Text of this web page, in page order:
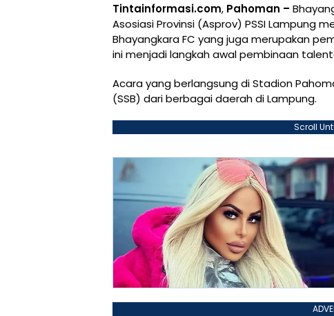
Tintainformasi.com, Pahoman –
Asosiasi Provinsi (Asprov) PSSI Lampung
Bhayangkara FC yang juga merupakan
ini menjadi langkah awal pembinaan
Acara yang berlangsung di Stadion
(SSB) dari berbagai daerah di Lampung.
Scroll